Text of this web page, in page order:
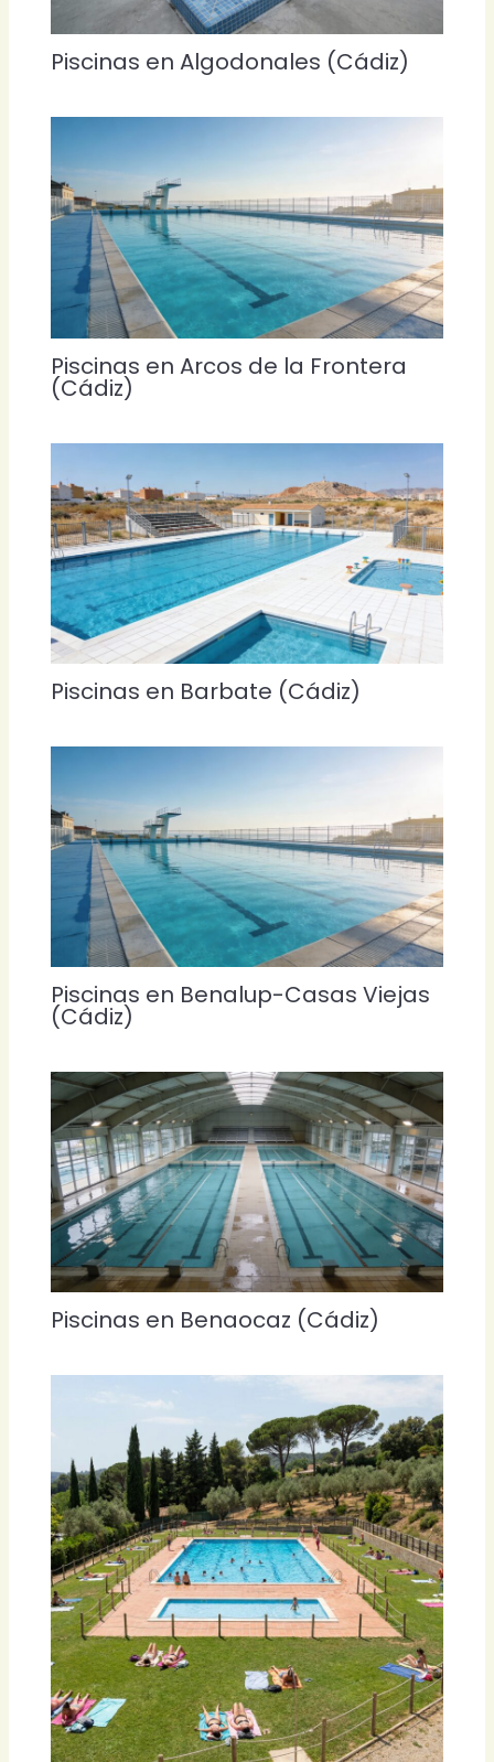
Piscinas en Algodonales (Cádiz)
Piscinas en Arcos de la Frontera
(Cádiz)
Piscinas en Barbate (Cádiz)
Piscinas en Benalup-Casas Viejas
(Cádiz)
Piscinas en Benaocaz (Cádiz)